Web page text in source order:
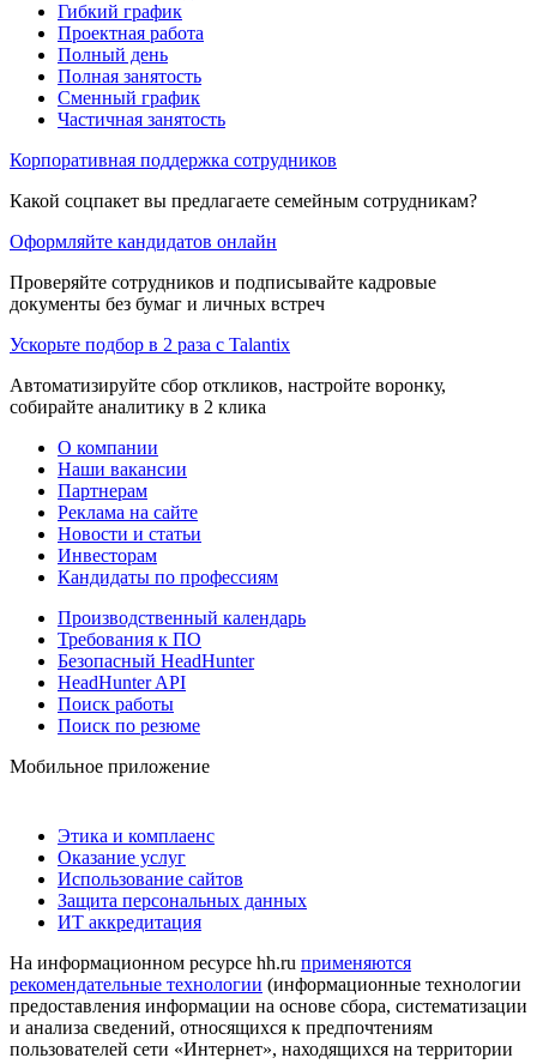
Гибкий график
Проектная работа
Полный день
Полная занятость
Сменный график
Частичная занятость
Корпоративная поддержка сотрудников
Какой соцпакет вы предлагаете семейным сотрудникам?
Оформляйте кандидатов онлайн
Проверяйте сотрудников и подписывайте кадровые
документы без бумаг и личных встреч
Ускорьте подбор в 2 раза с Talantix
Автоматизируйте сбор откликов, настройте воронку,
собирайте аналитику в 2 клика
О компании
Наши вакансии
Партнерам
Реклама на сайте
Новости и статьи
Инвесторам
Кандидаты по профессиям
Производственный календарь
Требования к ПО
Безопасный HeadHunter
HeadHunter API
Поиск работы
Поиск по резюме
Мобильное приложение
Этика и комплаенс
Оказание услуг
Использование сайтов
Защита персональных данных
ИТ аккредитация
На информационном ресурсе hh.ru применяются
рекомендательные технологии (информационные технологии
предоставления информации на основе сбора, систематизации
и анализа сведений, относящихся к предпочтениям
пользователей сети «Интернет», находящихся на территории